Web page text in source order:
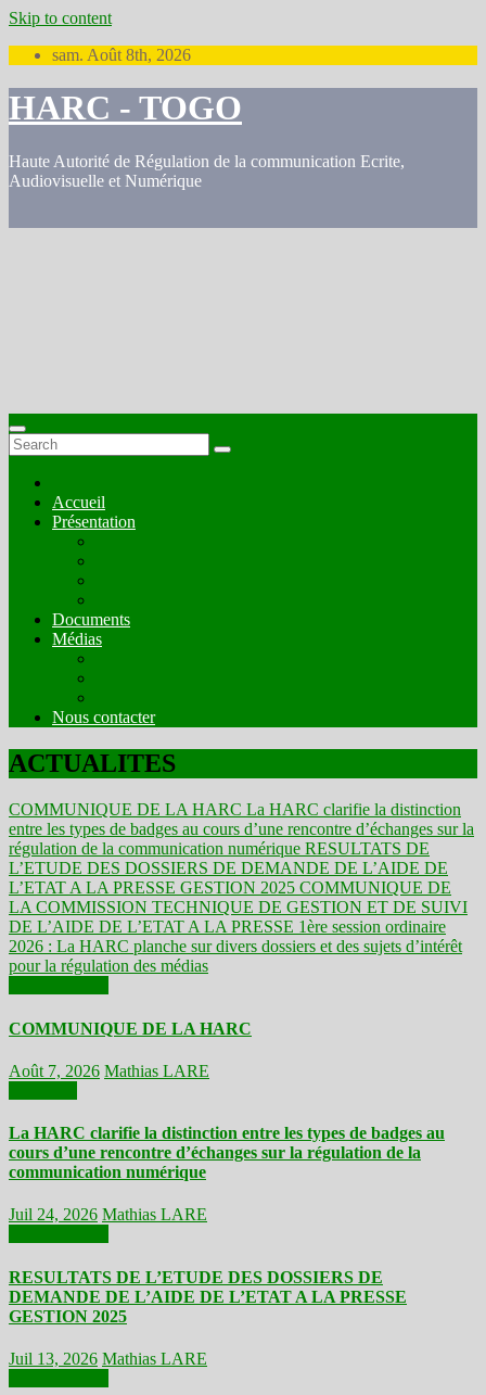
Skip to content
sam. Août 8th, 2026
HARC - TOGO
Haute Autorité de Régulation de la communication Ecrite,
Audiovisuelle et Numérique
Accueil
Présentation
Documents
Médias
Nous contacter
ACTUALITES
COMMUNIQUE DE LA HARC La HARC clarifie la distinction
entre les types de badges au cours d’une rencontre d’échanges sur la
régulation de la communication numérique RESULTATS DE
L’ETUDE DES DOSSIERS DE DEMANDE DE L’AIDE DE
L’ETAT A LA PRESSE GESTION 2025 COMMUNIQUE DE
LA COMMISSION TECHNIQUE DE GESTION ET DE SUIVI
DE L’AIDE DE L’ETAT A LA PRESSE 1ère session ordinaire
2026 : La HARC planche sur divers dossiers et des sujets d’intérêt
pour la régulation des médias
COMMUNIQUE DE LA HARC
Août 7, 2026 Mathias LARE
La HARC clarifie la distinction entre les types de badges au
cours d’une rencontre d’échanges sur la régulation de la
communication numérique
Juil 24, 2026 Mathias LARE
RESULTATS DE L’ETUDE DES DOSSIERS DE
DEMANDE DE L’AIDE DE L’ETAT A LA PRESSE
GESTION 2025
Juil 13, 2026 Mathias LARE